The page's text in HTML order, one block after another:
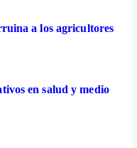
a los agricultores
en salud y medio